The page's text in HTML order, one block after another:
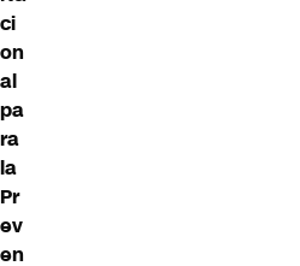
ci
on
al
pa
ra
la
Pr
ev
en